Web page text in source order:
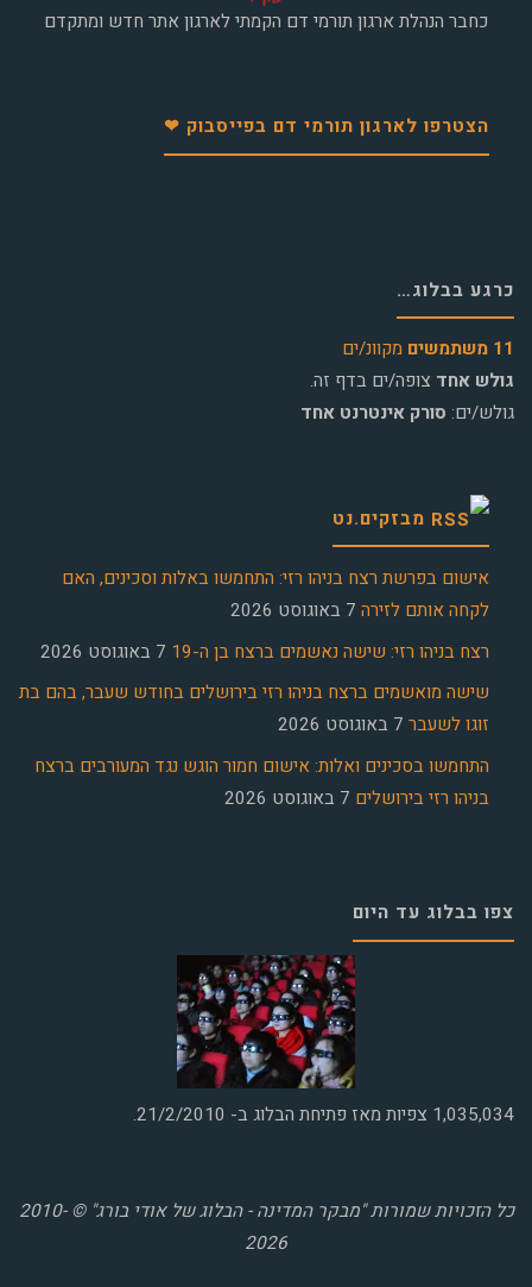
כחבר הנהלת ארגון תורמי דם הקמתי לארגון אתר חדש ומתקדם
הצטרפו לארגון תורמי דם בפייסבוק ❤
כרגע בבלוג…
11 משתמשים
מקוונ/ים
גולש אחד צופה/ים בדף זה.
גולש/ים: סורק אינטרנט אחד
מבזקים.נט
אישום בפרשת רצח בניהו רזי: התחמשו באלות וסכינים, האם
לקחה אותם לזירה 7 באוגוסט 2026
רצח בניהו רזי: שישה נאשמים ברצח בן ה-19
7 באוגוסט 2026
שישה מואשמים ברצח בניהו רזי בירושלים בחודש שעבר, בהם בת
זוגו לשעבר 7 באוגוסט 2026
התחמשו בסכינים ואלות: אישום חמור הוגש נגד המעורבים ברצח
בניהו רזי בירושלים 7 באוגוסט 2026
צפו בבלוג עד היום
1,035,034 צפיות מאז פתיחת הבלוג ב- 21/2/2010.
כל הזכויות שמורות "מבקר המדינה - הבלוג של אודי בורג" © 2010-
2026